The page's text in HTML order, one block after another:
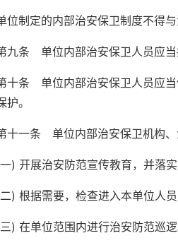
位制定的内部治安保卫制度不得
九条 单位内部治安保卫人员应当
十条 单位内部治安保卫人员应当
护。
十一条 单位内部治安保卫机构、
) 开展治安防范宣传教育，并落
) 根据需要，检查进入本单位人
) 在单位范围内进行治安防范巡